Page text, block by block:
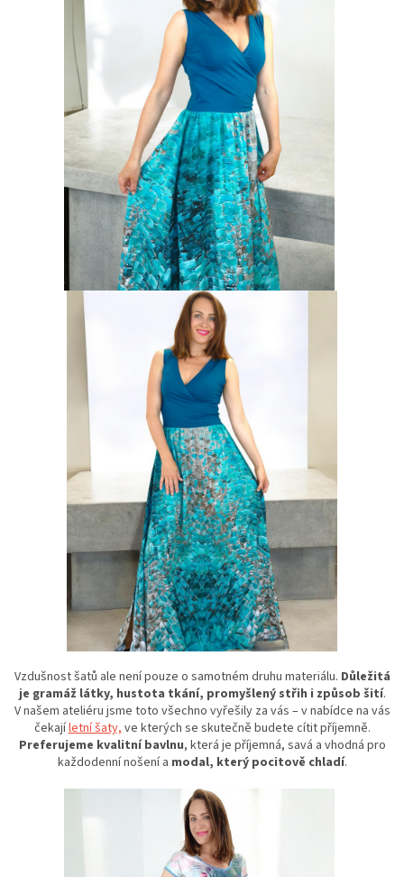
Vzdušnost šatů ale není pouze o samotném druhu materiálu. Důležitá
je gramáž látky, hustota tkání, promyšlený střih i způsob šití.
V našem ateliéru jsme toto všechno vyřešily za vás – v nabídce na vás
čekajíletní šaty, ve kterých se skutečně budete cítit příjemně.
Preferujeme kvalitní bavlnu, která je příjemná, savá a vhodná pro
každodenní nošení a modal, který pocitově chladí.